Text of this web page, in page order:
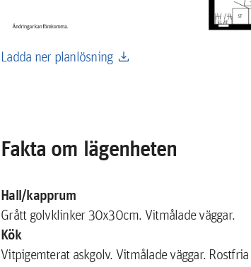
Ladda ner planlösning download
Fakta om lägenheten
Hall/kapprum
Grått golvklinker 30x30cm. Vitmålade väggar.
Kök
Vitpigemterat askgolv. Vitmålade väggar.